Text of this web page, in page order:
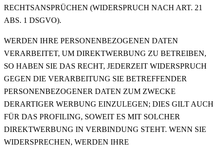
RECHTSANSPRÜCHEN (WIDERSPRUCH NACH ART. 21
ABS. 1 DSGVO).
WERDEN IHRE PERSONENBEZOGENEN DATEN
VERARBEITET, UM DIREKTWERBUNG ZU BETREIBEN,
SO HABEN SIE DAS RECHT, JEDERZEIT WIDERSPRUCH
GEGEN DIE VERARBEITUNG SIE BETREFFENDER
PERSONENBEZOGENER DATEN ZUM ZWECKE
DERARTIGER WERBUNG EINZULEGEN; DIES GILT AUCH
FÜR DAS PROFILING, SOWEIT ES MIT SOLCHER
DIREKTWERBUNG IN VERBINDUNG STEHT. WENN SIE
WIDERSPRECHEN, WERDEN IHRE